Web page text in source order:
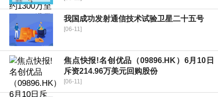
我国成功发射通信技术试验卫星二十五号
[06-11]
焦点快报!名创优品（09896.HK）6月10日
斥资214.96万美元回购股份
[06-11]